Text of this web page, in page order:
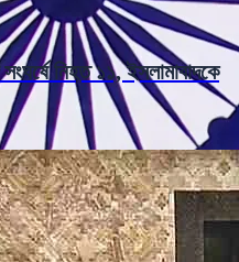
নিহত ১১, ইসলামাবাদকে